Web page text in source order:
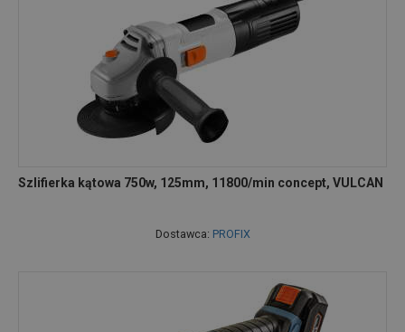
Szlifierka kątowa 750w, 125mm, 11800/min concept, VULCAN
Dostawca: PROFIX